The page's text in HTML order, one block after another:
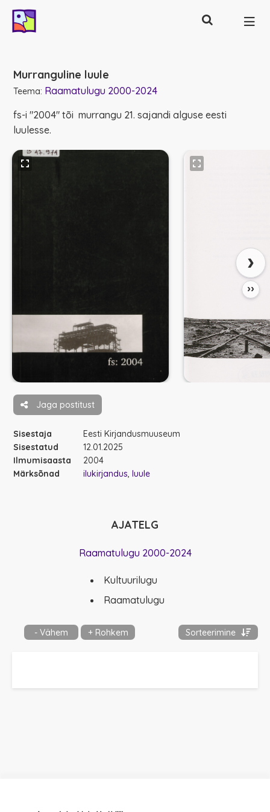
Otsing
Murranguline luule
Teema: Raamatulugu 2000-2024
fs-i "2004" tõi murrangu 21. sajandi alguse eesti
luulesse.
››
›
Jaga postitust
Sisestaja
Eesti Kirjandusmuuseum
Sisestatud
12.01.2025
Ilmumisaasta
2004
Märksõnad
ilukirjandus luule
AJATELG
Raamatulugu 2000-2024
Kultuurilugu
Raamatulugu
- Vähem + Rohkem Sorteerimine